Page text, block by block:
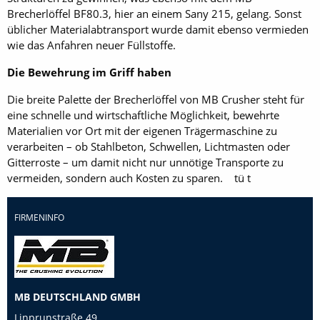
Brecherlöffel BF80.3, hier an einem Sany 215, gelang. Sonst
üblicher Materialabtransport wurde damit ebenso vermieden
wie das Anfahren neuer Füllstoffe.
Die Bewehrung im Griff haben
Die breite Palette der Brecherlöffel von MB Crusher steht für
eine schnelle und wirtschaftliche Möglichkeit, bewehrte
Materialien vor Ort mit der eigenen Trägermaschine zu
verarbeiten – ob Stahlbeton, Schwellen, Lichtmasten oder
Gitterroste – um damit nicht nur unnötige Transporte zu
vermeiden, sondern auch Kosten zu sparen. tü t
FIRMENINFO
MB DEUTSCHLAND GMBH